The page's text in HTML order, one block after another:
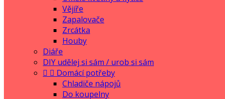
Vějíře
Zapalovače
Zrcátka
Houby
Diáře
DIY udělej si sám / urob si sám
  Domácí potřeby
Chladiče nápojů
Do koupelny